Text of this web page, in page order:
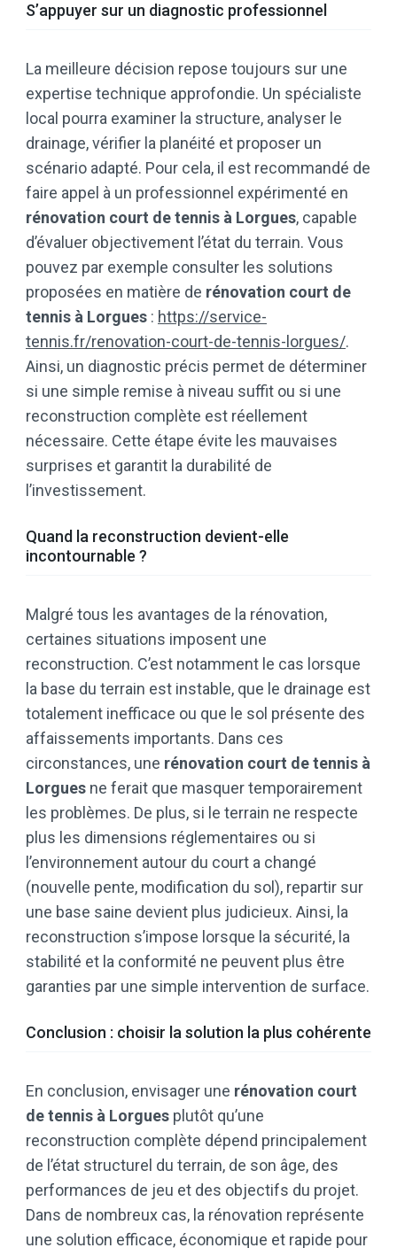
S’appuyer sur un diagnostic professionnel
La meilleure décision repose toujours sur une
expertise technique approfondie. Un spécialiste
local pourra examiner la structure, analyser le
drainage, vérifier la planéité et proposer un
scénario adapté. Pour cela, il est recommandé de
faire appel à un professionnel expérimenté en
rénovation court de tennis à Lorgues, capable
d’évaluer objectivement l’état du terrain. Vous
pouvez par exemple consulter les solutions
proposées en matière de rénovation court de
tennis à Lorgues : https://service-
tennis.fr/renovation-court-de-tennis-lorgues/.
Ainsi, un diagnostic précis permet de déterminer
si une simple remise à niveau suffit ou si une
reconstruction complète est réellement
nécessaire. Cette étape évite les mauvaises
surprises et garantit la durabilité de
l’investissement.
Quand la reconstruction devient-elle
incontournable ?
Malgré tous les avantages de la rénovation,
certaines situations imposent une
reconstruction. C’est notamment le cas lorsque
la base du terrain est instable, que le drainage est
totalement inefficace ou que le sol présente des
affaissements importants. Dans ces
circonstances, une rénovation court de tennis à
Lorgues ne ferait que masquer temporairement
les problèmes. De plus, si le terrain ne respecte
plus les dimensions réglementaires ou si
l’environnement autour du court a changé
(nouvelle pente, modification du sol), repartir sur
une base saine devient plus judicieux. Ainsi, la
reconstruction s’impose lorsque la sécurité, la
stabilité et la conformité ne peuvent plus être
garanties par une simple intervention de surface.
Conclusion : choisir la solution la plus cohérente
En conclusion, envisager une rénovation court
de tennis à Lorgues plutôt qu’une
reconstruction complète dépend principalement
de l’état structurel du terrain, de son âge, des
performances de jeu et des objectifs du projet.
Dans de nombreux cas, la rénovation représente
une solution efficace, économique et rapide pour